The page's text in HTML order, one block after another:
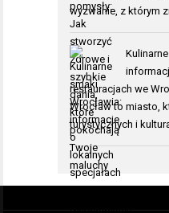
wyzwanie, z którym
restauracjach we
Wrocław to miasto,
turystycznych i